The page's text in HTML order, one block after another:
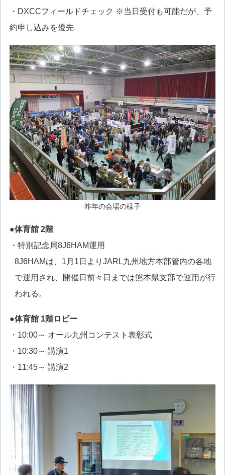
・DXCCフィールドチェック ※当日受付も可能だが、予
約申し込みを優先
昨年の会場の様子
●体育館 2階
・特別記念局8J6HAM運用
8J6HAMは、1月1日よりJARL九州地方本部管内の各地
で運用され、開催日前々日までは熊本県支部で運用が行
われる。
●体育館 1階ロビー
・10:00～ オール九州コンテスト表彰式
・10:30～ 講演1
・11:45～ 講演2